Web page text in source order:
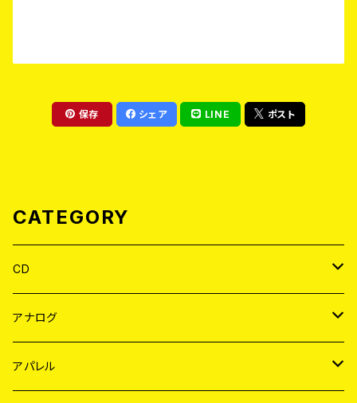
保存 シェア LINE ポスト
CATEGORY
CD
JAPAN
WORLD
アナログ
JAPAN
アパレル